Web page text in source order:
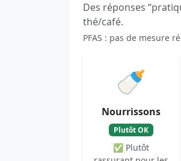
Des réponses
thé/café.
PFAS : pas de mesure
🍼
Nourrissons
Plutôt OK
✅ Plutôt